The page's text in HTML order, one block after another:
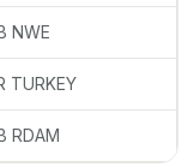
NWE
TURKEY
RDAM